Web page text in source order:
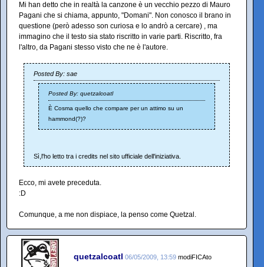
Mi han detto che in realtà la canzone è un vecchio pezzo di Mauro
Pagani che si chiama, appunto, "Domani". Non conosco il brano in
questione (però adesso son curiosa e lo andrò a cercare) , ma
immagino che il testo sia stato riscritto in varie parti. Riscritto, fra
l'altro, da Pagani stesso visto che ne è l'autore.
Posted By: sae
Posted By: quetzalcoatl
È Cosma quello che compare per un attimo su un
hammond(?)?
Sì,l'ho letto tra i credits nel sito ufficiale dell'iniziativa.
Ecco, mi avete preceduta.
:D
Comunque, a me non dispiace, la penso come Quetzal.
quetzalcoatl 06/05/2009, 13:59 modiFICAto